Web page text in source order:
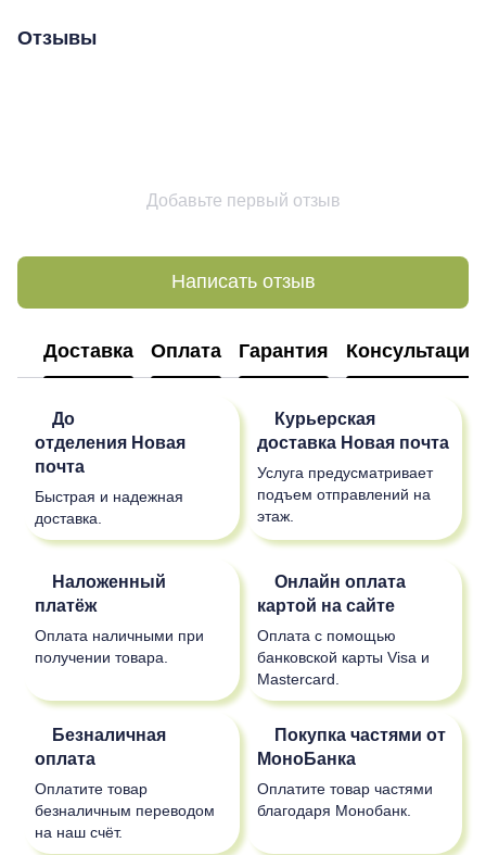
Отзывы
Добавьте первый отзыв
Написать отзыв
Доставка Оплата Гарантия Консультация
До
отделения Новая
почта
Быстрая и надежная
доставка.
Курьерская
доставка Новая почта
Услуга предусматривает
подъем отправлений на
этаж.
Наложенный
платёж
Оплата наличными при
получении товара.
Онлайн оплата
картой на сайте
Оплата с помощью
банковской карты Visa и
Mastercard.
Безналичная
оплата
Оплатите товар
безналичным переводом
на наш счёт.
Покупка частями от
МоноБанка
Оплатите товар частями
благодаря Монобанк.